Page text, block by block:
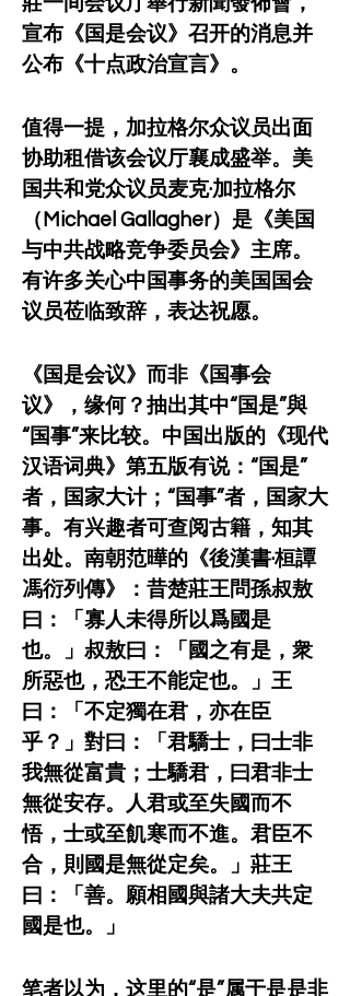
宣布《国是会议》召开的消息并
公布《十点政治宣言》。
值得一提，加拉格尔众议员出面
协助租借该会议厅襄成盛举。美
国共和党众议员麦克·加拉格尔
（Michael Gallagher）是《美国
与中共战略竞争委员会》主席。
有许多关心中国事务的美国国会
议员莅临致辞，表达祝愿。
《国是会议》而非《国事会
议》，缘何？抽出其中“国是”與
“国事”来比较。中国出版的《现代
汉语词典》第五版有说：“国是”
者，国家大计；“国事”者，国家大
事。有兴趣者可查阅古籍，知其
出处。南朝范曄的《後漢書·桓譚
馮衍列傳》：昔楚莊王問孫叔敖
曰：「寡人未得所以爲國是
也。」叔敖曰：「國之有是，衆
所惡也，恐王不能定也。」王
曰：「不定獨在君，亦在臣
乎？」對曰：「君驕士，曰士非
我無從富貴；士驕君，曰君非士
無從安存。人君或至失國而不
悟，士或至飢寒而不進。君臣不
合，則國是無從定矣。」莊王
曰：「善。願相國與諸大夫共定
國是也。」
笔者以为，这里的“是”属于是是非